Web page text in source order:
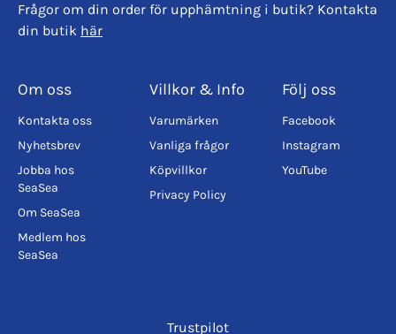
Frågor om din order för upphämtning i butik? Kontakta
din butik här
Om oss
Kontakta oss
Nyhetsbrev
Jobba hos
SeaSea
Om SeaSea
Medlem hos
SeaSea
Villkor & Info
Varumärken
Vanliga frågor
Köpvillkor
Privacy Policy
Följ oss
Facebook
Instagram
YouTube
Trustpilot